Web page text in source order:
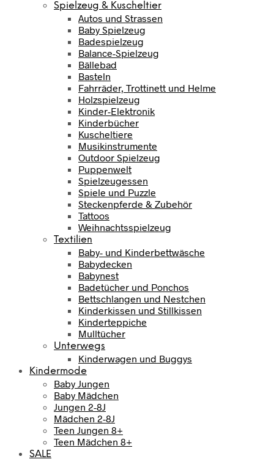
Spielzeug & Kuscheltier
Autos und Strassen
Baby Spielzeug
Badespielzeug
Balance-Spielzeug
Bällebad
Basteln
Fahrräder, Trottinett und Helme
Holzspielzeug
Kinder-Elektronik
Kinderbücher
Kuscheltiere
Musikinstrumente
Outdoor Spielzeug
Puppenwelt
Spielzeugessen
Spiele und Puzzle
Steckenpferde & Zubehör
Tattoos
Weihnachtsspielzeug
Textilien
Baby- und Kinderbettwäsche
Babydecken
Babynest
Badetücher und Ponchos
Bettschlangen und Nestchen
Kinderkissen und Stillkissen
Kinderteppiche
Mulltücher
Unterwegs
Kinderwagen und Buggys
Kindermode
Baby Jungen
Baby Mädchen
Jungen 2-8J
Mädchen 2-8J
Teen Jungen 8+
Teen Mädchen 8+
SALE